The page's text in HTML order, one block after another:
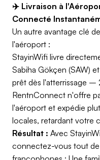
✈️ Livraison à
Connecté
Un autre avantage clé
l'aéroport :
StayinWifi livre
Sabiha Gökçen (SAW)
prêt dès l'atterrissage –
RentnConnect n'offre
l'aéroport et expédie
locales, retardant votre
Résultat : Avec
connectez-vous tout